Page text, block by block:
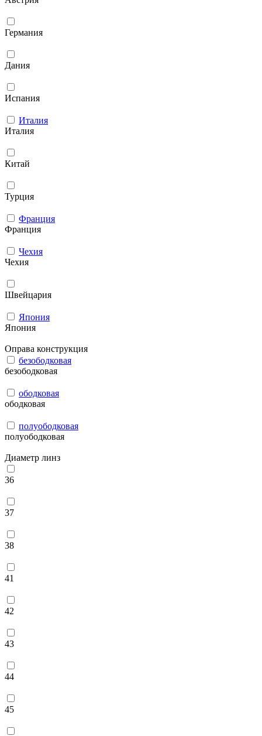
Германия
Дания
Испания
Италия
Италия
Китай
Турция
Франция
Франция
Чехия
Чехия
Швейцария
Япония
Япония
Оправа конструкция
безободковая
безободковая
ободковая
ободковая
полуободковая
полуободковая
Диаметр линз
36
37
38
41
42
43
44
45